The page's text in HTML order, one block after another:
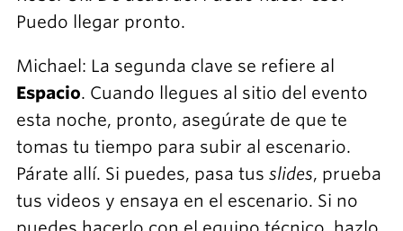
Puedo llegar pronto.
Michael: La segunda clave se refiere al
Espacio. Cuando llegues al sitio del evento
esta noche, pronto, asegúrate de que te
tomas tu tiempo para subir al escenario.
Párate allí. Si puedes, pasa tus slides, prueba
tus videos y ensaya en el escenario. Si no